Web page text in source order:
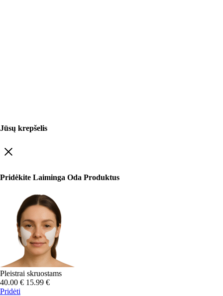
Jūsų krepšelis
Pridėkite Laiminga Oda Produktus
Pleistrai skruostams
40.00 € 15.99 €
Pridėti